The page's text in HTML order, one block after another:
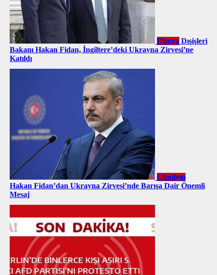
Dünya Dışişleri
Bakanı Hakan Fidan, İngiltere’deki Ukrayna Zirvesi’ne
Katıldı
Gündem
Hakan Fidan’dan Ukrayna Zirvesi’nde Barışa Dair Önemli
Mesaj